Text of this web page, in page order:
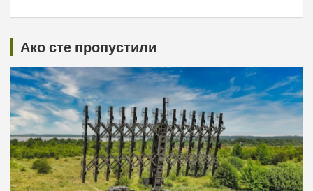
Ако сте пропустили